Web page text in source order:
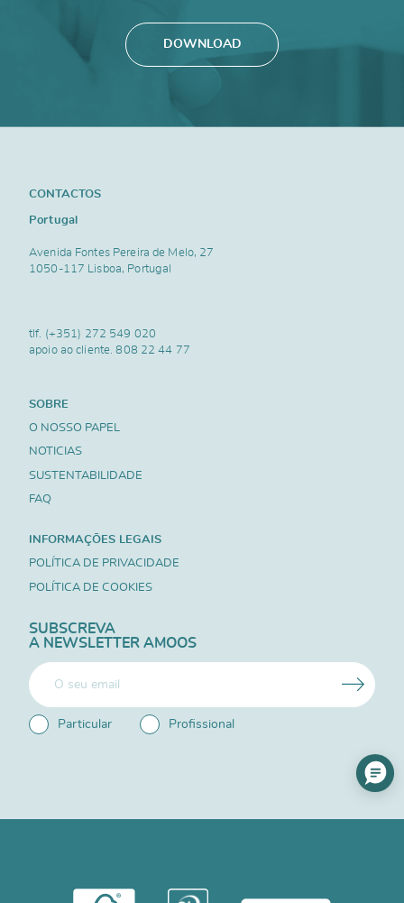
DOWNLOAD
CONTACTOS
Portugal
Avenida Fontes Pereira de Melo, 27
1050-117 Lisboa, Portugal
tlf. (+351) 272 549 020
apoio ao cliente.808 22 44 77
SOBRE
O NOSSO PAPEL
NOTICIAS
SUSTENTABILIDADE
FAQ
INFORMAÇÕES LEGAIS
POLÍTICA DE PRIVACIDADE
POLÍTICA DE COOKIES
SUBSCREVA
A NEWSLETTER AMOOS
Particular Profissional